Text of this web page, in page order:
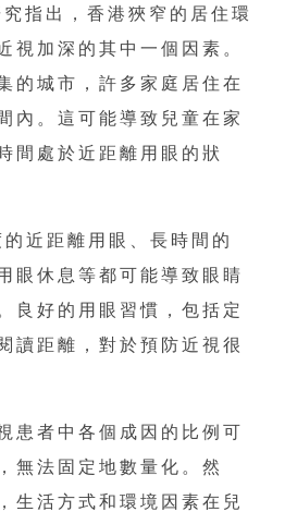
指出，香港狹窄的居住環
視加深的其中一個因素。
的城市，許多家庭居住在
內。這可能導致兒童在家
間處於近距離用眼的狀
近距離用眼、長時間的
眼休息等都可能導致眼睛
良好的用眼習慣，包括定
讀距離，對於預防近視很
患者中各個成因的比例可
無法固定地數量化。然
生活方式和環境因素在兒